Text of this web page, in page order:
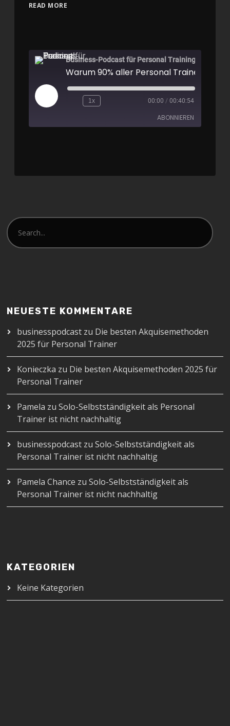
READ MORE
Business-Podcast für Personal Training
1x 00:00 / 00:40:54
ABONNIEREN
NEUESTE KOMMENTARE
businesspodcast zu Die besten Akquisemethoden
2025 für Personal Trainer
Konieczka zu Die besten Akquisemethoden 2025 für
Personal Trainer
Pamela zuSolo-Selbstständigkeit als Personal
Trainer ist nicht nachhaltig
businesspodcast zuSolo-Selbstständigkeit als
Personal Trainer ist nicht nachhaltig
Pamela Chance zuSolo-Selbstständigkeit als
Personal Trainer ist nicht nachhaltig
KATEGORIEN
Keine Kategorien